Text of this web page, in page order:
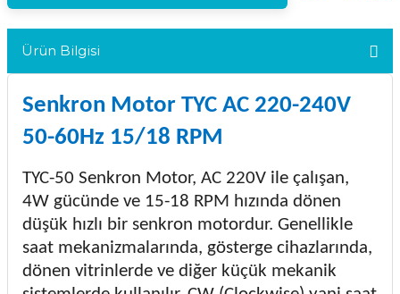
Ürün Bilgisi
Senkron Motor TYC AC 220-240V
50-60Hz 15/18 RPM
TYC-50 Senkron Motor, AC 220V ile çalışan,
4W gücünde ve 15-18 RPM hızında dönen
düşük hızlı bir senkron motordur. Genellikle
saat mekanizmalarında, gösterge cihazlarında,
dönen vitrinlerde ve diğer küçük mekanik